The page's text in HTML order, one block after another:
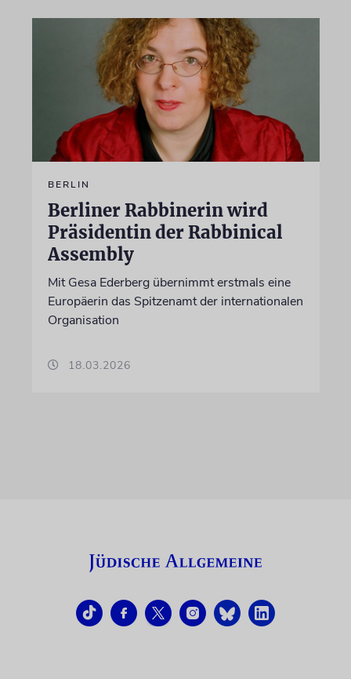
BERLIN
Berliner Rabbinerin wird
Präsidentin der Rabbinical
Assembly
Mit Gesa Ederberg übernimmt erstmals eine
Europäerin das Spitzenamt der internationalen
Organisation
18.03.2026